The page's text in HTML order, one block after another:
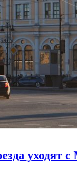
уходят с